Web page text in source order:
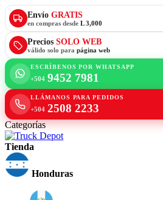
Envío GRATIS
en compras desde L 3,000
Precios SOLO WEB
válido solo para página web
ESCRÍBENOS POR WHATSAPP
+504 9452 7981
LLÁMANOS PARA PEDIDOS
+504 2508 2233
Categorías
Tienda
Honduras